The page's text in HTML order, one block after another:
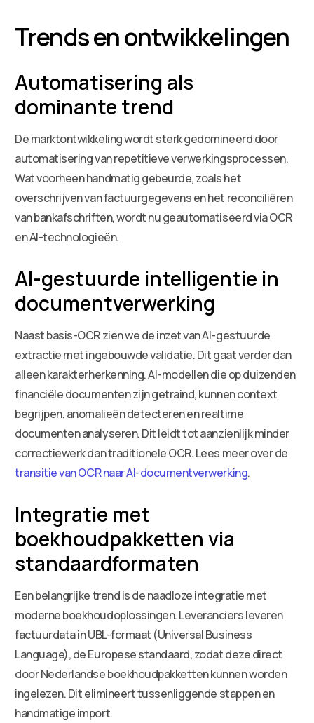
Trends en ontwikkelingen
Automatisering als
dominante trend
De marktontwikkeling wordt sterk gedomineerd door
automatisering van repetitieve verwerkingsprocessen.
Wat voorheen handmatig gebeurde, zoals het
overschrijven van factuurgegevens en het reconciliëren
van bankafschriften, wordt nu geautomatiseerd via OCR
en AI-technologieën.
AI-gestuurde intelligentie in
documentverwerking
Naast basis-OCR zien we de inzet van AI-gestuurde
extractie met ingebouwde validatie. Dit gaat verder dan
alleen karakterherkenning. AI-modellen die op duizenden
financiële documenten zijn getraind, kunnen context
begrijpen, anomalieën detecteren en realtime
documenten analyseren. Dit leidt tot aanzienlijk minder
correctiewerk dan traditionele OCR. Lees meer over de
transitie van OCR naar AI-documentverwerking.
Integratie met
boekhoudpakketten via
standaardformaten
Een belangrijke trend is de naadloze integratie met
moderne boekhoudoplossingen. Leveranciers leveren
factuurdata in UBL-formaat (Universal Business
Language), de Europese standaard, zodat deze direct
door Nederlandse boekhoudpakketten kunnen worden
ingelezen. Dit elimineert tussenliggende stappen en
handmatige import.